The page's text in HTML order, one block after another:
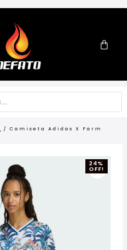
/
Camiseta Adidas X Farm
24%
OFF!